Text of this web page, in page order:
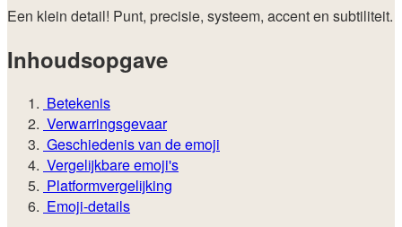
Een klein detail! Punt, precisie, systeem, accent en subtiliteit.
Inhoudsopgave
Betekenis
Verwarringsgevaar
Geschiedenis van de emoji
Vergelijkbare emoji's
Platformvergelijking
Emoji-details